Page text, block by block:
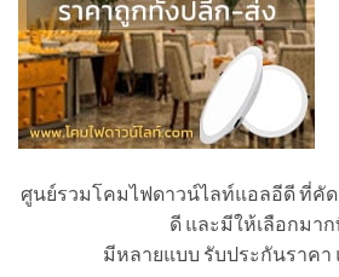
ศูนย์รวมโคมไฟดาวน์ไลท์แอลอีดี ที่คั
ดี และมีให้เลือกมา
มีหลายแบบ รับประกันราค